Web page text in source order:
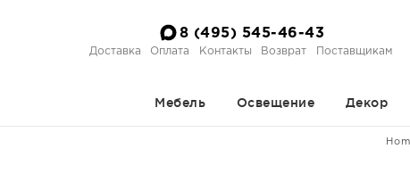
8 (495) 545-46-43
Доставка Оплата Контакты Возврат Поставщикам
Мебель Освещение Декор